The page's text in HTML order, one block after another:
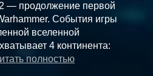
— продолжение первой
События игры
вселенной
4 континента:
полностью